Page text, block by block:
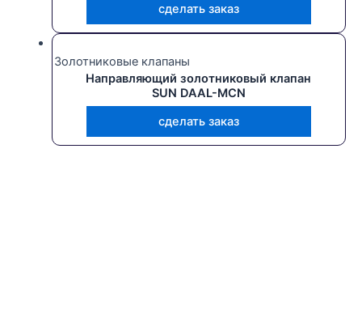
сделать заказ
Золотниковые клапаны
Направляющий золотниковый клапан
SUN DAAL-MCN
сделать заказ